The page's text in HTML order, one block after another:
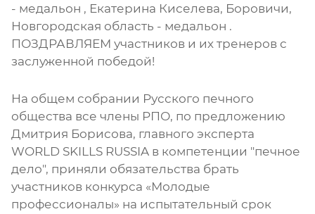
- медальон , Екатерина Киселева, Боровичи,
Новгородская область - медальон .
ПОЗДРАВЛЯЕМ участников и их тренеров с
заслуженной победой!
На общем собрании Русского печного
общества все члены РПО, по предложению
Дмитрия Борисова, главного эксперта
WORLD SKILLS RUSSIA в компетенции "печное
дело", приняли обязательства брать
участников конкурса «Молодые
профессионалы» на испытательный срок